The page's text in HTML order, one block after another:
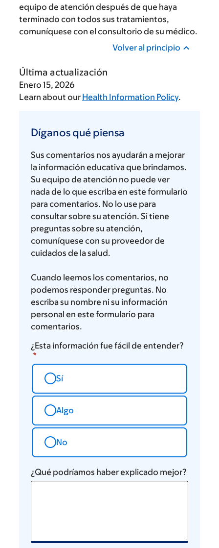
equipo de atención después de que haya
terminado con todos sus tratamientos,
comuníquese con el consultorio de su médico.
Volver al principio
Última actualización
Enero 15, 2026
Learn about our Health Information Policy.
qué
piensa
Díganos qué piensa
Sus comentarios nos ayudarán a mejorar
la información educativa que brindamos.
Su equipo de atención no puede ver
nada de lo que escriba en este formulario
para comentarios. No lo use para
consultar sobre su atención. Si tiene
preguntas sobre su atención,
comuníquese con su proveedor de
cuidados de la salud.
Cuando leemos los comentarios, no
podemos responder preguntas. No
escriba su nombre ni su información
personal en este formulario para
comentarios.
¿Esta información fue fácil de entender?
Sí
Algo
No
¿Qué podríamos haber explicado mejor?